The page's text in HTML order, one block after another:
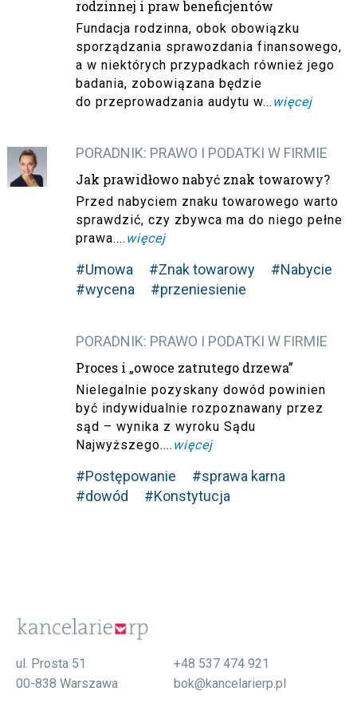
rodzinnej i praw beneficjentów
Fundacja rodzinna, obok obowiązku
sporządzania sprawozdania finansowego,
a w niektórych przypadkach również jego
badania, zobowiązana będzie
do przeprowadzania audytu w... więcej
PORADNIK: PRAWO I PODATKI W FIRMIE
Jak prawidłowo nabyć znak towarowy?
Przed nabyciem znaku towarowego warto
sprawdzić, czy zbywca ma do niego pełne
prawa.... więcej
#Umowa #Znak towarowy
#Nabycie
#wycena
#przeniesienie
PORADNIK: PRAWO I PODATKI W FIRMIE
Proces i „owoce zatrutego drzewa”
Nielegalnie pozyskany dowód powinien
być indywidualnie rozpoznawany przez
sąd – wynika z wyroku Sądu
Najwyższego.... więcej
#Postępowanie
#sprawa karna
#dowód
#Konstytucja
ul. Prosta 51
00-838 Warszawa
+48 537 474 921
bok@kancelarierp.pl